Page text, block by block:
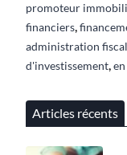
promoteur
financiers,
administration
d'investissement,
Articles récents